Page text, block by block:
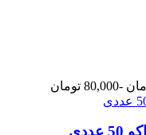
-80,000 تومان